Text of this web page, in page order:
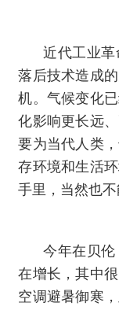
近代工业
落后技术造成
机。气候变化
化影响更长远
要为当代人类
存环境和生活
手里，当然也不
今年在贝
在增长，其中
空调避暑御寒